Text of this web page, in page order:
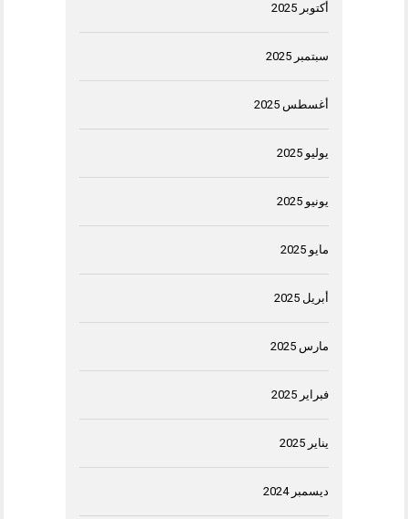
أكتوبر 2025
سبتمبر 2025
أغسطس 2025
يوليو 2025
يونيو 2025
مايو 2025
أبريل 2025
مارس 2025
فبراير 2025
يناير 2025
ديسمبر 2024